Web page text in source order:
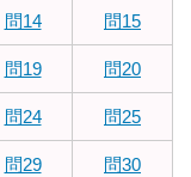
問14 問15
問19 問20
問24 問25
問29 問30